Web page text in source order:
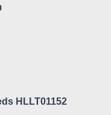
HLLT01152